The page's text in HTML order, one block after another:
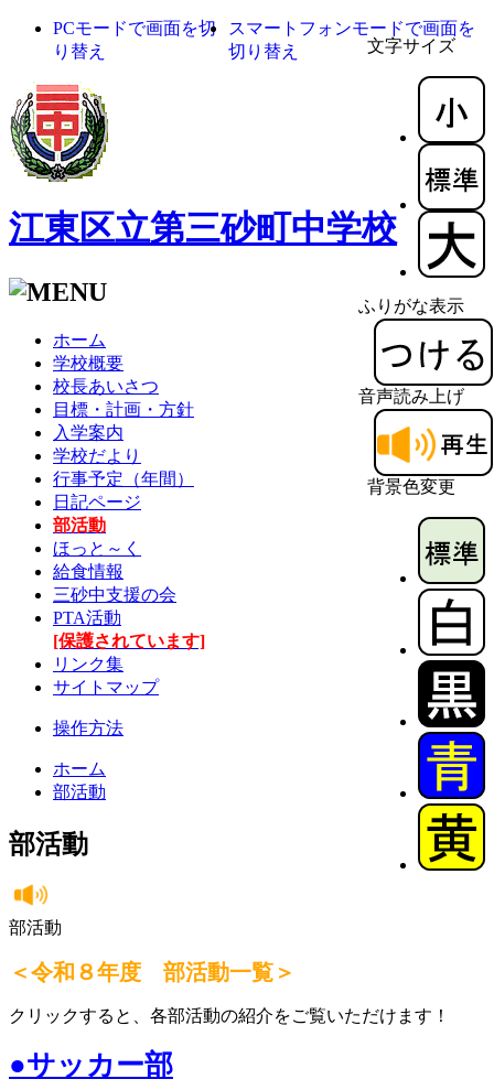
文字サイズ
ふりがな表示
音声読み上げ
背景色変更
PCモードで画面を切
り替え
スマートフォンモードで画面を
切り替え
江東区立第三砂町中学校
ホーム
学校概要
校長あいさつ
目標・計画・方針
入学案内
学校だより
行事予定（年間）
日記ページ
部活動
ほっと～く
給食情報
三砂中支援の会
PTA活動
[保護されています]
リンク集
サイトマップ
操作方法
ホーム
部活動
部活動
部活動
＜令和８年度 部活動一覧＞
クリックすると、各部活動の紹介をご覧いただけます！
●サッカー部